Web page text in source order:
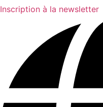
Inscription à la newsletter